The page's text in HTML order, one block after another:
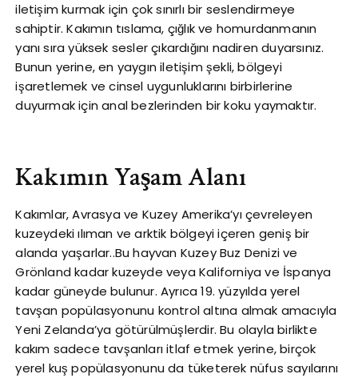
iletişim kurmak için çok sınırlı bir seslendirmeye
sahiptir. Kakımın tıslama, çığlık ve homurdanmanın
yanı sıra yüksek sesler çıkardığını nadiren duyarsınız.
Bunun yerine, en yaygın iletişim şekli, bölgeyi
işaretlemek ve cinsel uygunluklarını birbirlerine
duyurmak için anal bezlerinden bir koku yaymaktır.
Kakımın Yaşam Alanı
Kakımlar, Avrasya ve Kuzey Amerika’yı çevreleyen
kuzeydeki ılıman ve arktik bölgeyi içeren geniş bir
alanda yaşarlar..Bu hayvan Kuzey Buz Denizi ve
Grönland kadar kuzeyde veya Kaliforniya ve İspanya
kadar güneyde bulunur. Ayrıca 19. yüzyılda yerel
tavşan popülasyonunu kontrol altına almak amacıyla
Yeni Zelanda’ya götürülmüşlerdir. Bu olayla birlikte
kakım sadece tavşanları itlaf etmek yerine, birçok
yerel kuş popülasyonunu da tüketerek nüfus sayılarını